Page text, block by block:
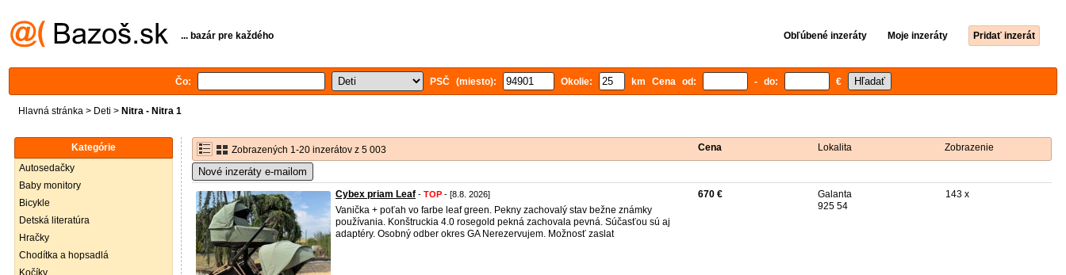
... bazár pre každého Obľúbené inzeráty Moje inzeráty Pridať inzerát
Čo: PSČ (miesto): Okolie: km Cena od: - do: €
Hlavná stránka > Deti > Nitra - Nitra 1
Kategórie
Autosedačky
Baby monitory
Bicykle
Detská literatúra
Hračky
Chodítka a hopsadlá
Kočíky
Zobrazených 1-20 inzerátov z 5 003 Cena Lokalita Zobrazenie
Nové inzeráty e-mailom
Cybex priam Leaf - TOP - [8.8. 2026]
Vanička + poťah vo farbe leaf green. Pekny zachovalý stav bežne známky
používania. Konštruckia 4.0 rosegold pekná zachovala pevná. Súčasťou sú aj
adaptéry. Osobný odber okres GA Nerezervujem. Možnosť zaslat
670 €
Galanta
925 54
143 x